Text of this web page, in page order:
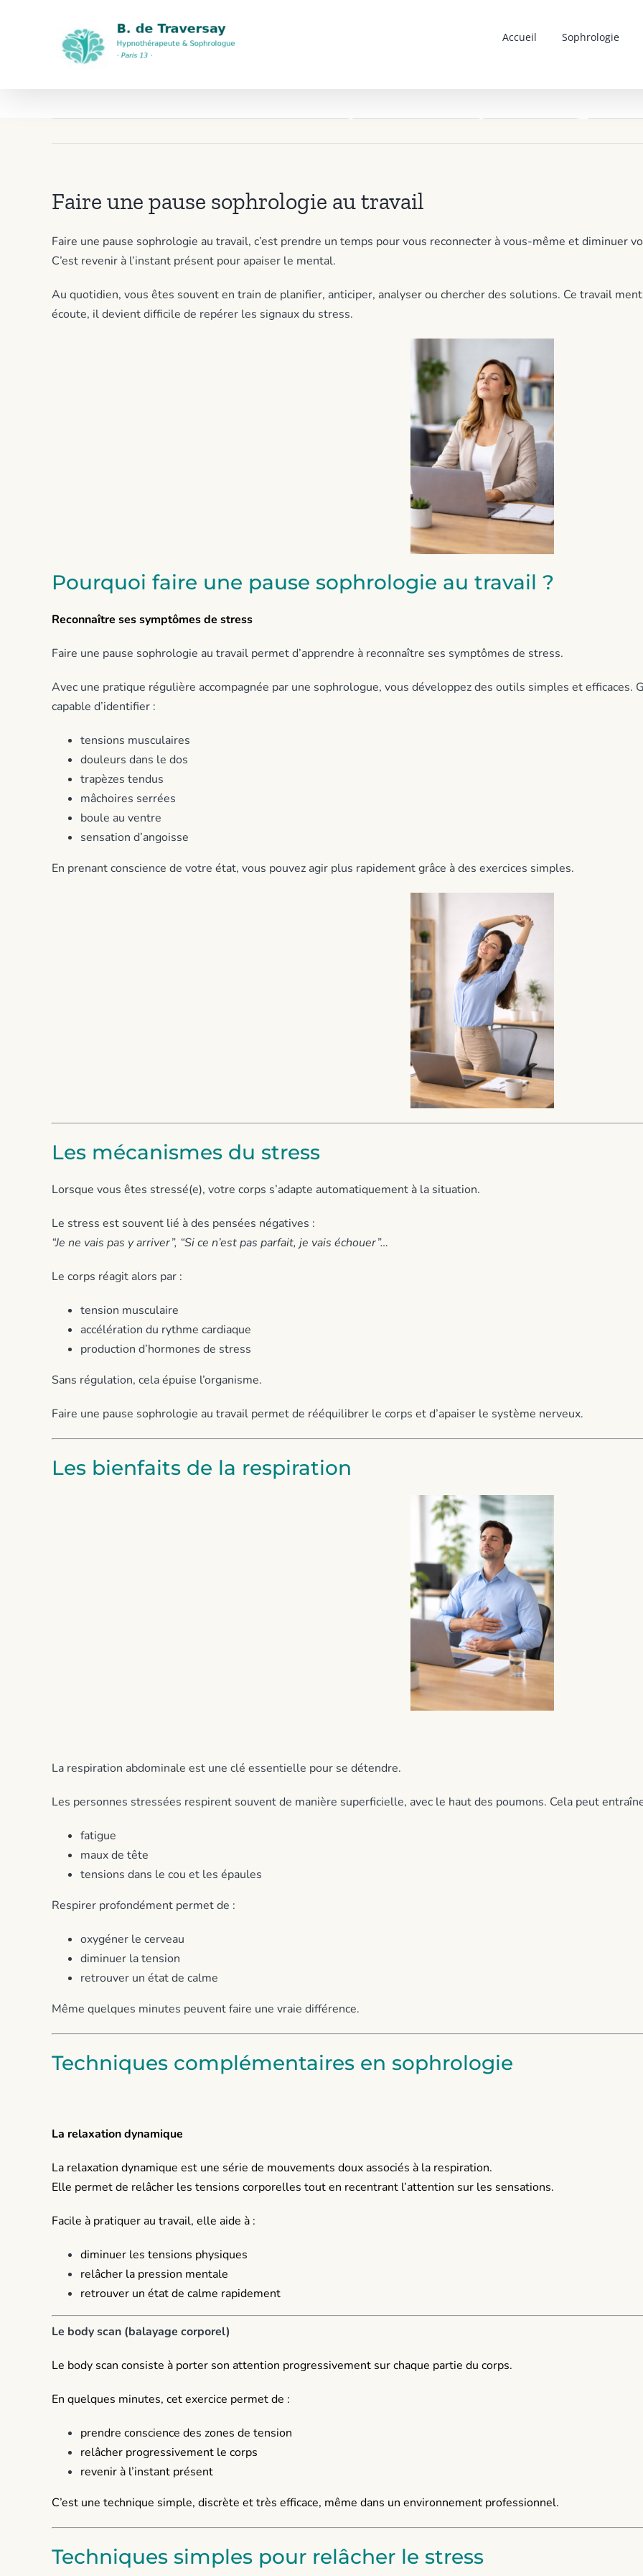
Accueil Sophrologie
Faire une pause sophrologie au travail
Faire une pause sophrologie au travail, c’est prendre un temps pour vous reconnecter à vous-même et diminuer
C’est revenir à l’instant présent pour apaiser le mental.
Au quotidien, vous êtes souvent en train de planifier, anticiper, analyser ou chercher des solutions. Ce travail
écoute, il devient difficile de repérer les signaux du stress.
Pourquoi faire une pause sophrologie au travail ?
Reconnaître ses symptômes de stress
Faire une pause sophrologie au travail permet d’apprendre à reconnaître ses symptômes de stress.
Avec une pratique régulière accompagnée par une sophrologue, vous développez des outils simples et efficaces.
capable d’identifier :
tensions musculaires
douleurs dans le dos
trapèzes tendus
mâchoires serrées
boule au ventre
sensation d’angoisse
En prenant conscience de votre état, vous pouvez agir plus rapidement grâce à des exercices simples.
Les mécanismes du stress
Lorsque vous êtes stressé(e), votre corps s’adapte automatiquement à la situation.
Le stress est souvent lié à des pensées négatives :
“Je ne vais pas y arriver”, “Si ce n’est pas parfait, je vais échouer”…
Le corps réagit alors par :
tension musculaire
accélération du rythme cardiaque
production d’hormones de stress
Sans régulation, cela épuise l’organisme.
Faire une pause sophrologie au travail permet de rééquilibrer le corps et d’apaiser le système nerveux.
Les bienfaits de la respiration
La respiration abdominale est une clé essentielle pour se détendre.
Les personnes stressées respirent souvent de manière superficielle, avec le haut des poumons. Cela peut
fatigue
maux de tête
tensions dans le cou et les épaules
Respirer profondément permet de :
oxygéner le cerveau
diminuer la tension
retrouver un état de calme
Même quelques minutes peuvent faire une vraie différence.
Techniques complémentaires en sophrologie
La relaxation dynamique
La relaxation dynamique est une série de mouvements doux associés à la respiration.
Elle permet de relâcher les tensions corporelles tout en recentrant l’attention sur les sensations.
Facile à pratiquer au travail, elle aide à :
diminuer les tensions physiques
relâcher la pression mentale
retrouver un état de calme rapidement
Le body scan (balayage corporel)
Le body scan consiste à porter son attention progressivement sur chaque partie du corps.
En quelques minutes, cet exercice permet de :
prendre conscience des zones de tension
relâcher progressivement le corps
revenir à l’instant présent
C’est une technique simple, discrète et très efficace, même dans un environnement professionnel.
Techniques simples pour relâcher le stress